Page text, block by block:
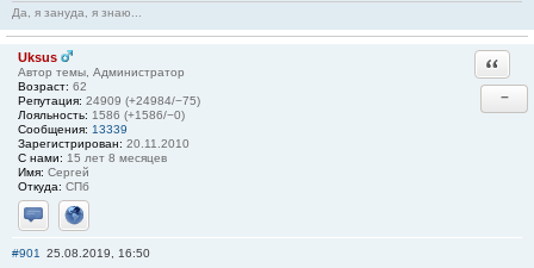
Да, я зануда, я знаю...
Uksus
Автор темы, Администратор
Возраст: 62
Репутация: 24909 (+24984/−75)
Лояльность: 1586 (+1586/−0)
Сообщения: 13339
Зарегистрирован: 20.11.2010
С нами: 15 лет 8 месяцев
Имя: Сергей
Откуда: СПб
Отправить личное сообщение
Сайт
−
#901 25.08.2019, 16:50